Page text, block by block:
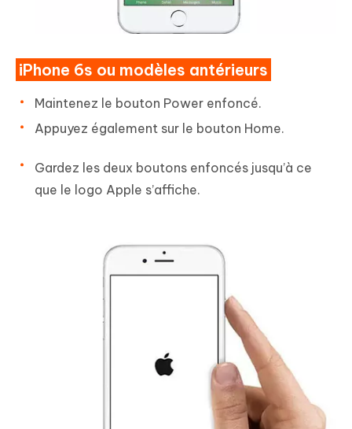
iPhone 6s ou modèles antérieurs
Maintenez le bouton Power enfoncé.
Appuyez également sur le bouton Home.
Gardez les deux boutons enfoncés jusqu’à ce
que le logo Apple s’affiche.